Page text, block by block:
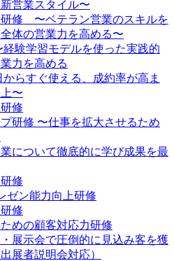
営業スタイル〜
修 〜ベテラン営業のスキルを
体の営業力を高める〜
経験学習モデルを使った実践的
力を高める
らすぐ使える、成約率が高ま
〜
修
研修 〜仕事を拡大させるため
について徹底的に学び成果を最
修
ゼン能力向上研修
修
めの顧客対応力研修
展示会で圧倒的に見込み客を獲
展者説明会対応）